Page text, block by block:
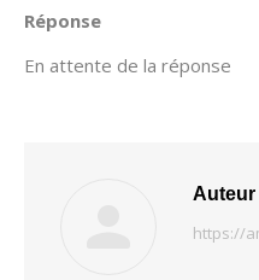
Réponse
En attente de la réponse
Auteur
https://